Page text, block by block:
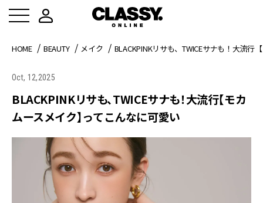
HOME BEAUTY メイク BLACKPINKリサも、TWICEサナも！大流
Oct, 12,2025
BLACKPINKリサも、TWICEサナも！大流行【モカ
ムースメイク】ってこんなに可愛い